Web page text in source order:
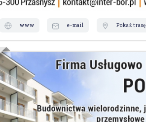
www e-mail Pokaż trasę